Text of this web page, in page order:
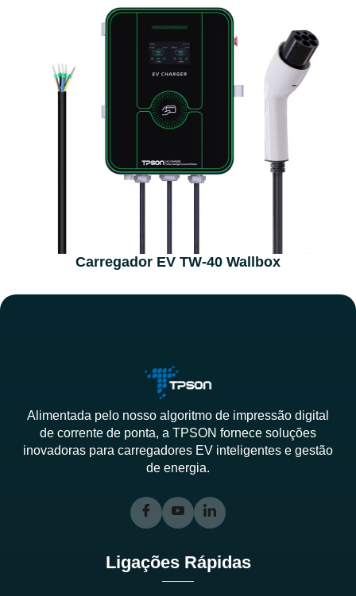
Carregador EV TW-40 Wallbox
Alimentada pelo nosso algoritmo de impressão digital
de corrente de ponta, a TPSON fornece soluções
inovadoras para carregadores EV inteligentes e gestão
de energia.
Ligações Rápidas